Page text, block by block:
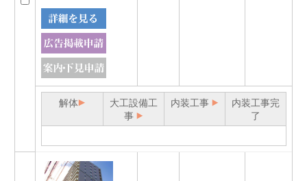
解体
大工設備工
事
内装工事
内装工事完
了